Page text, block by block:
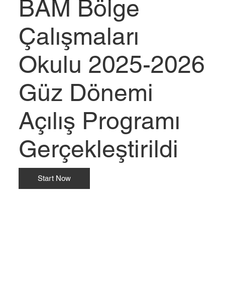
BAM Bölge
Çalışmaları
Okulu 2025-2026
Güz Dönemi
Açılış Programı
Gerçekleştirildi
Start Now